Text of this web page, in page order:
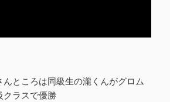
んところは同級生の瀧くんがグロム
クラスで優勝